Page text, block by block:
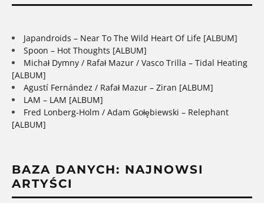
Japandroids – Near To The Wild Heart Of Life [ALBUM]
Spoon – Hot Thoughts [ALBUM]
Michał Dymny / Rafał Mazur / Vasco Trilla – Tidal Heating
[ALBUM]
Agustí Fernández / Rafał Mazur – Ziran [ALBUM]
LAM – LAM [ALBUM]
Fred Lonberg-Holm / Adam Gołębiewski – Relephant
[ALBUM]
BAZA DANYCH: NAJNOWSI
ARTYŚCI